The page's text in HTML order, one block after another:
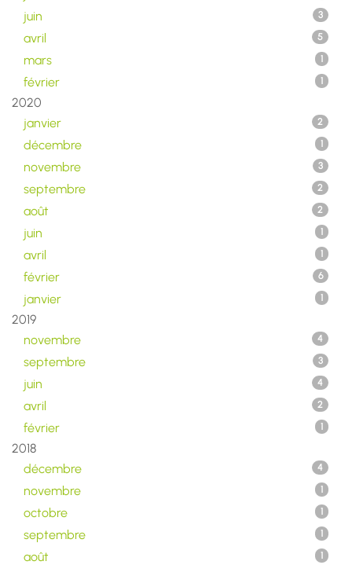
juin 3
avril 5
mars 1
février 1
2020
janvier
2
décembre 1
novembre 3
septembre 2
août 2
juin 1
avril 1
février 6
janvier 1
2019
novembre
4
septembre 3
juin 4
avril 2
février 1
2018
décembre
4
novembre 1
octobre 1
septembre 1
août 1